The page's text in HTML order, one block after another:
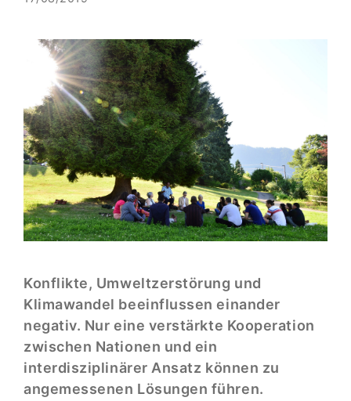
Konflikte, Umweltzerstörung und
Klimawandel beeinflussen einander
negativ. Nur eine verstärkte Kooperation
zwischen Nationen und ein
interdisziplinärer Ansatz können zu
angemessenen Lösungen führen.